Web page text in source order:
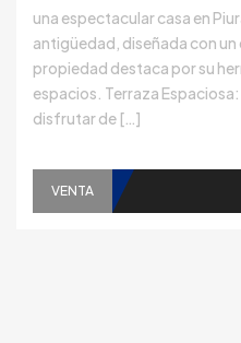
una espectacular casa en
antigüedad, diseñada con
propiedad destaca por su
espacios. Terraza
disfrutar de […]
VENTA